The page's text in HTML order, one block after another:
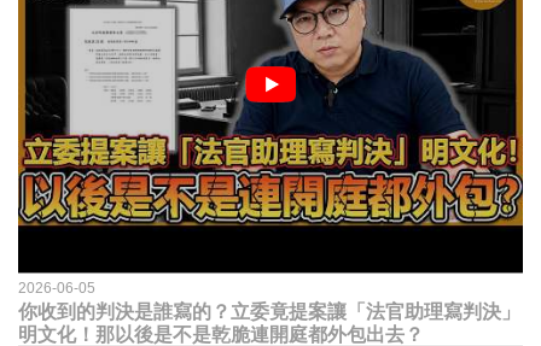
2026-06-05
你收到的判決是誰寫的？立委竟提案讓「法官助理寫判決」
明文化！那以後是不是乾脆連開庭都外包出去？